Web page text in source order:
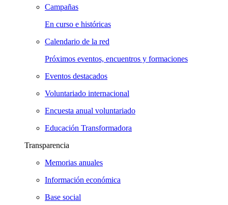
Campañas
En curso e históricas
Calendario de la red
Próximos eventos, encuentros y formaciones
Eventos destacados
Voluntariado internacional
Encuesta anual voluntariado
Educación Transformadora
Transparencia
Memorias anuales
Información económica
Base social